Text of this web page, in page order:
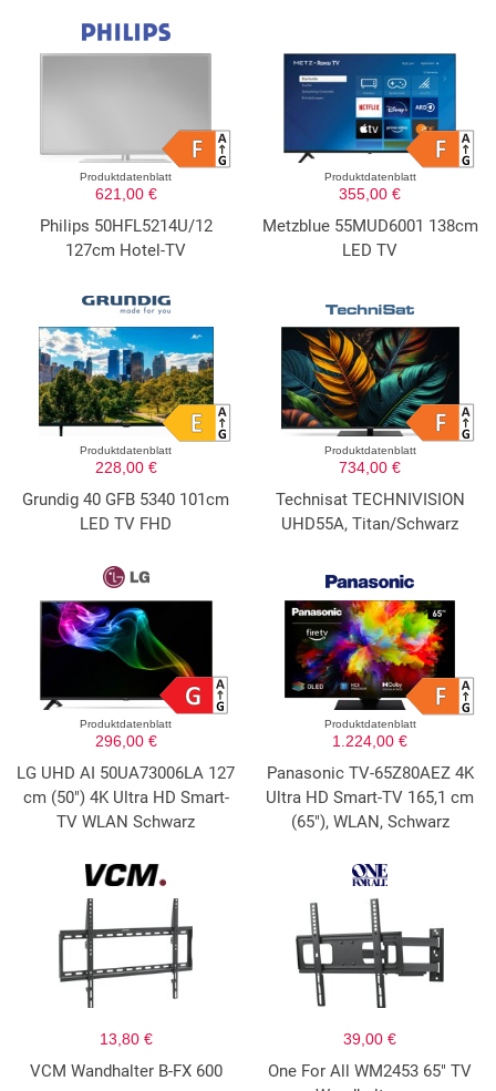
Produktdatenblatt
621,00 €
Philips 50HFL5214U/12
127cm Hotel-TV
Produktdatenblatt
355,00 €
Metzblue 55MUD6001 138cm
LED TV
Produktdatenblatt
228,00 €
Grundig 40 GFB 5340 101cm
LED TV FHD
Produktdatenblatt
734,00 €
Technisat TECHNIVISION
UHD55A, Titan/Schwarz
Produktdatenblatt
296,00 €
LG UHD AI 50UA73006LA 127
cm (50") 4K Ultra HD Smart-
TV WLAN Schwarz
Produktdatenblatt
1.224,00 €
Panasonic TV-65Z80AEZ 4K
Ultra HD Smart-TV 165,1 cm
(65"), WLAN, Schwarz
13,80 €
VCM Wandhalter B-FX 600
39,00 €
One For All WM2453 65" TV